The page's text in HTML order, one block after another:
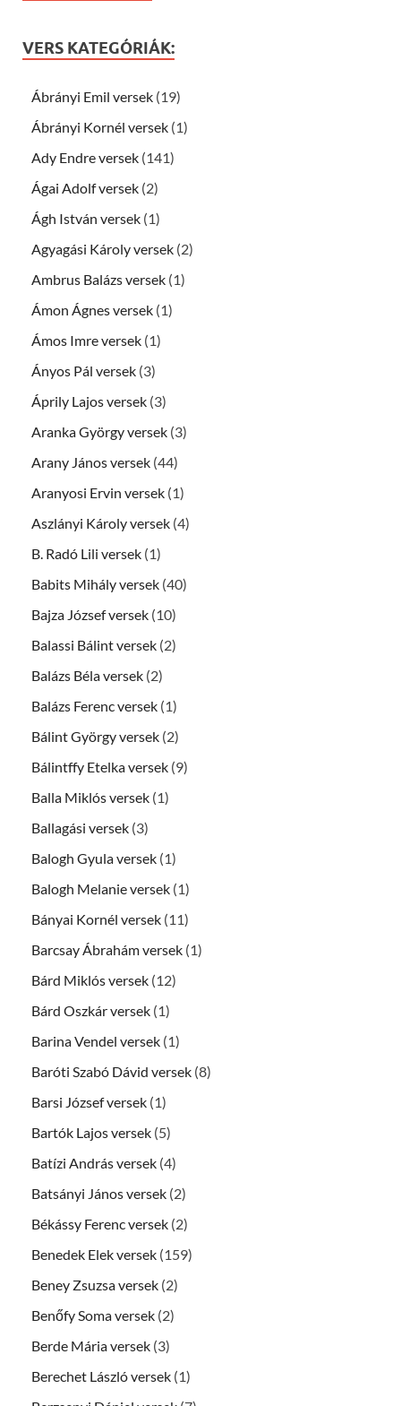
VERS KATEGÓRIÁK:
Ábrányi Emil versek (19)
Ábrányi Kornél versek (1)
Ady Endre versek (141)
Ágai Adolf versek (2)
Ágh István versek (1)
Agyagási Károly versek (2)
Ambrus Balázs versek (1)
Ámon Ágnes versek (1)
Ámos Imre versek (1)
Ányos Pál versek (3)
Áprily Lajos versek (3)
Aranka György versek (3)
Arany János versek (44)
Aranyosi Ervin versek (1)
Aszlányi Károly versek (4)
B. Radó Lili versek (1)
Babits Mihály versek (40)
Bajza József versek (10)
Balassi Bálint versek (2)
Balázs Béla versek (2)
Balázs Ferenc versek (1)
Bálint György versek (2)
Bálintffy Etelka versek (9)
Balla Miklós versek (1)
Ballagási versek (3)
Balogh Gyula versek (1)
Balogh Melanie versek (1)
Bányai Kornél versek (11)
Barcsay Ábrahám versek (1)
Bárd Miklós versek (12)
Bárd Oszkár versek (1)
Barina Vendel versek (1)
Baróti Szabó Dávid versek (8)
Barsi József versek (1)
Bartók Lajos versek (5)
Batízi András versek (4)
Batsányi János versek (2)
Békássy Ferenc versek (2)
Benedek Elek versek (159)
Beney Zsuzsa versek (2)
Benőfy Soma versek (2)
Berde Mária versek (3)
Berechet László versek (1)